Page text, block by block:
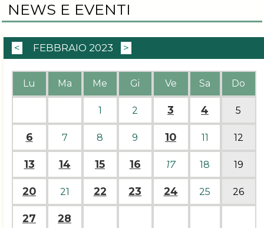
NEWS E EVENTI
< FEBBRAIO 2023 >
Lu Ma Me Gi Ve Sa Do
1 2 3 4 5
6 7 8 9 10 11 12
13 14 15 16 17 18 19
20 21 22 23 24 25 26
27 28